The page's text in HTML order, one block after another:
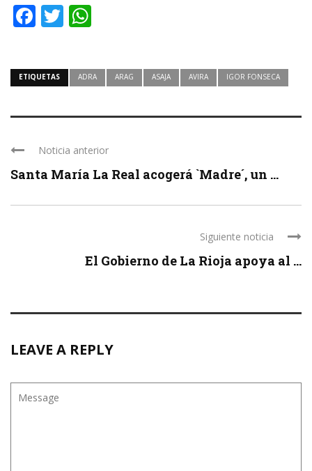
Facebook
Twitter
ETIQUETAS ADRA ARAG ASAJA AVIRA IGOR FONSECA
Noticia anterior
Santa María La Real acogerá `Madre´, un ...
Siguiente noticia
El Gobierno de La Rioja apoya al ...
LEAVE A REPLY